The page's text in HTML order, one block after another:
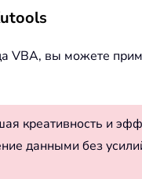
VBA, вы можете
креативность и
данными без